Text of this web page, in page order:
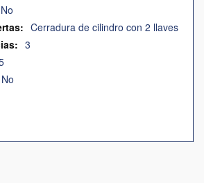
No
Cerradura de cilindro con 2 llaves
3
No